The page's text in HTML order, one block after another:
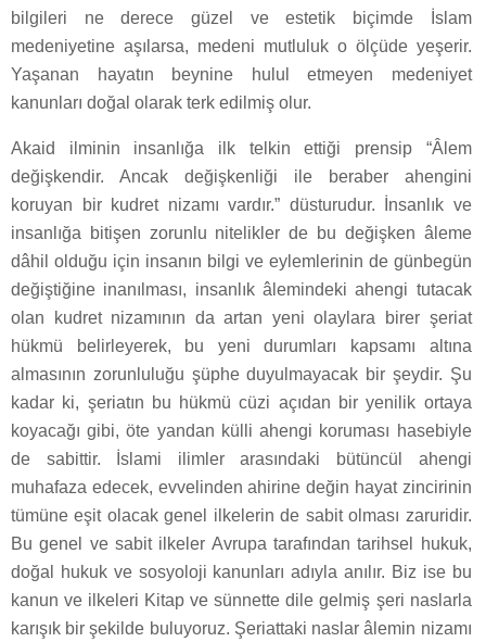
bilgileri ne derece güzel ve estetik biçimde İslam
medeniyetine aşılarsa, medeni mutluluk o ölçüde yeşerir.
Yaşanan hayatın beynine hulul etmeyen medeniyet
kanunları doğal olarak terk edilmiş olur.
Akaid ilminin insanlığa ilk telkin ettiği prensip “Âlem
değişkendir. Ancak değişkenliği ile beraber ahengini
koruyan bir kudret nizamı vardır.” düsturudur. İnsanlık ve
insanlığa bitişen zorunlu nitelikler de bu değişken âleme
dâhil olduğu için insanın bilgi ve eylemlerinin de günbegün
değiştiğine inanılması, insanlık âlemindeki ahengi tutacak
olan kudret nizamının da artan yeni olaylara birer şeriat
hükmü belirleyerek, bu yeni durumları kapsamı altına
almasının zorunluluğu şüphe duyulmayacak bir şeydir. Şu
kadar ki, şeriatın bu hükmü cüzi açıdan bir yenilik ortaya
koyacağı gibi, öte yandan külli ahengi koruması hasebiyle
de sabittir. İslami ilimler arasındaki bütüncül ahengi
muhafaza edecek, evvelinden ahirine değin hayat zincirinin
tümüne eşit olacak genel ilkelerin de sabit olması zaruridir.
Bu genel ve sabit ilkeler Avrupa tarafından tarihsel hukuk,
doğal hukuk ve sosyoloji kanunları adıyla anılır. Biz ise bu
kanun ve ilkeleri Kitap ve sünnette dile gelmiş şeri naslarla
karışık bir şekilde buluyoruz. Şeriattaki naslar âlemin nizamı